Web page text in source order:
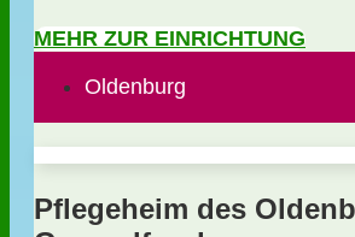
MEHR ZUR EINRICHTUNG
Oldenburg
Pflegeheim des